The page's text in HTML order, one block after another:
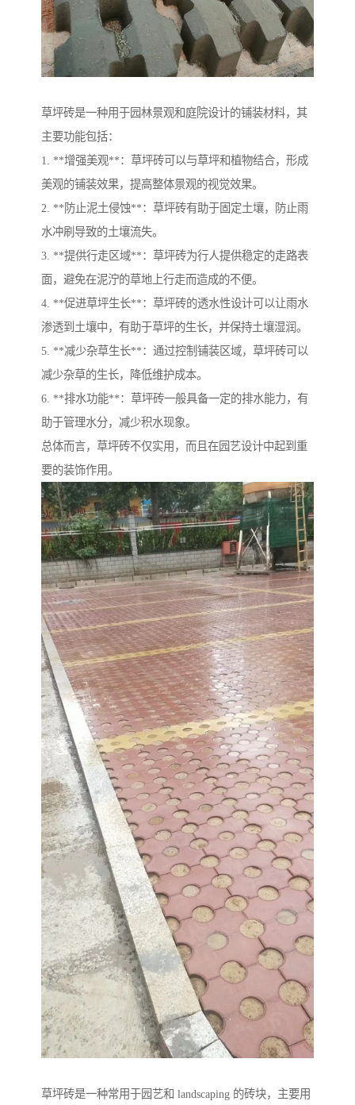
草坪砖是一种用于园林景观和庭院设计的铺装材料，其
主要功能包括：
1. **增强美观**：草坪砖可以与草坪和植物结合，形成
美观的铺装效果，提高整体景观的视觉效果。
2. **防止泥土侵蚀**：草坪砖有助于固定土壤，防止雨
水冲刷导致的土壤流失。
3. **提供行走区域**：草坪砖为行人提供稳定的走路表
面，避免在泥泞的草地上行走而造成的不便。
4. **促进草坪生长**：草坪砖的透水性设计可以让雨水
渗透到土壤中，有助于草坪的生长，并保持土壤湿润。
5. **减少杂草生长**：通过控制铺装区域，草坪砖可以
减少杂草的生长，降低维护成本。
6. **排水功能**：草坪砖一般具备一定的排水能力，有
助于管理水分，减少积水现象。
总体而言，草坪砖不仅实用，而且在园艺设计中起到重
要的装饰作用。
草坪砖是一种常用于园艺和 landscaping 的砖块，主要用